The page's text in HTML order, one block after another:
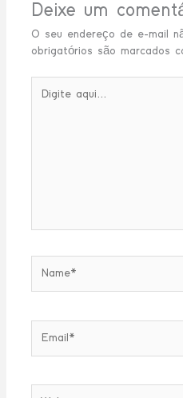
Deixe um
O seu endereço de e-mail
obrigatórios são marcados
aqui...